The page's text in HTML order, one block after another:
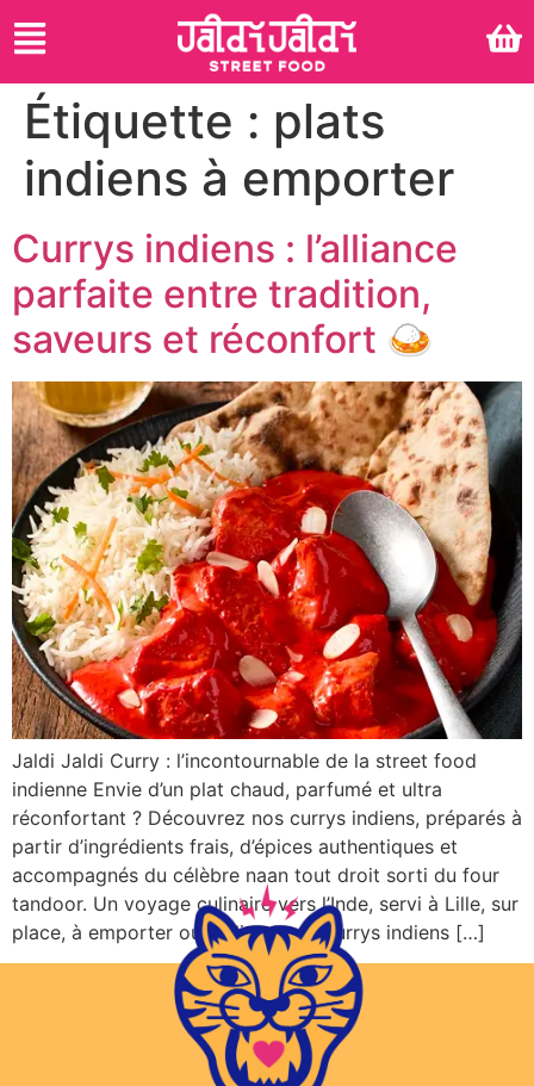
Étiquette : plats
indiens à emporter
Currys indiens : l’alliance
parfaite entre tradition,
saveurs et réconfort 🍛
Jaldi Jaldi Curry : l’incontournable de la street food
indienne Envie d’un plat chaud, parfumé et ultra
réconfortant ? Découvrez nos currys indiens, préparés à
partir d’ingrédients frais, d’épices authentiques et
accompagnés du célèbre naan tout droit sorti du four
tandoor. Un voyage culinaire vers l’Inde, servi à Lille, sur
place, à emporter ou en livraison. Currys indiens […]